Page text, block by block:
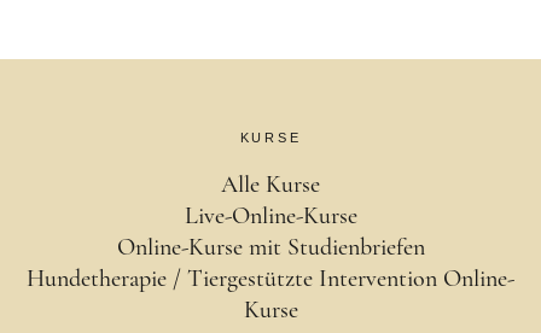
KURSE
Alle Kurse
Live-Online-Kurse
Online-Kurse mit Studienbriefen
Hundetherapie / Tiergestützte Intervention Online-
Kurse